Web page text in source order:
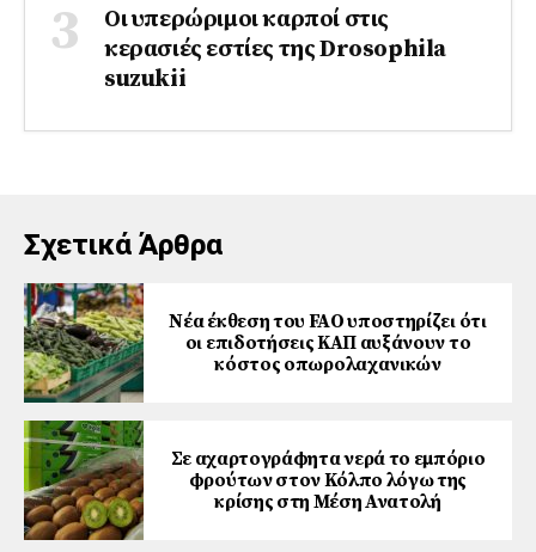
Οι υπερώριμοι καρποί στις
κερασιές εστίες της Drosophila
suzukii
Σχετικά Άρθρα
Νέα έκθεση του FAO υποστηρίζει ότι
οι επιδοτήσεις ΚΑΠ αυξάνουν το
κόστος οπωρολαχανικών
Σε αχαρτογράφητα νερά το εμπόριο
φρούτων στον Κόλπο λόγω της
κρίσης στη Μέση Ανατολή